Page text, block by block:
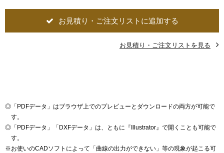
お見積り・ご注文リストに追加する
お見積り・ご注文リストを見る
◎ 「PDFデータ」はブラウザ上でのプレビューとダウンロードの両方が可能で
す。
◎ 「PDFデータ」「DXFデータ」は、ともに『Illustrator』で開くことも可能で
す。
※お使いのCADソフトによって「曲線の出力ができない」等の現象が起こる可